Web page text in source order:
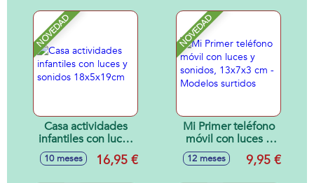
palabras, volumen
ajustable, con
sonidos, mamá
pata 16x15x11cm y
patito 6x6x4cm
NOVEDAD
Casa actividades
infantiles con luces
y sonidos
18x5x19cm
10 meses 16,95 €
NOVEDAD
Mi Primer teléfono
móvil con luces y
sonidos, 13x7x3
cm - Modelos
12 meses 9,95 €